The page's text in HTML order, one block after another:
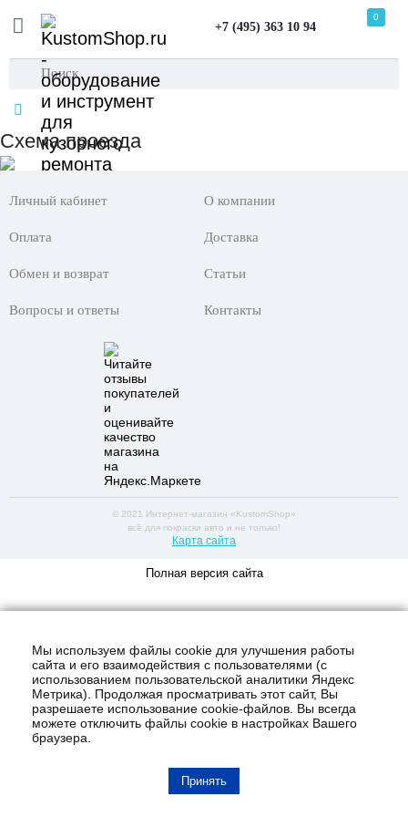
+7 (495) 363 10 94
0
Схема проезда
Личный кабинет О компании
Оплата Доставка
Обмен и возврат Статьи
Вопросы и ответы Контакты
© 2021 Интернет-магазин «KustomShop»
всё для покраски авто и не только!
Карта сайта
Полная версия сайта
Мы используем файлы cookie для улучшения работы
сайта и его взаимодействия с пользователями (с
использованием пользовательской аналитики Яндекс
Метрика). Продолжая просматривать этот сайт, Вы
разрешаете использование cookie-файлов. Вы всегда
можете отключить файлы cookie в настройках Вашего
браузера.
Принять